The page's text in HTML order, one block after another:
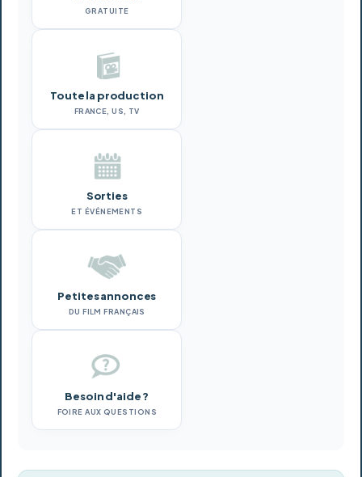
GRATUITE
Toute la production
FRANCE, US, TV
Sorties
ET ÉVÉNEMENTS
Petites annonces
DU FILM FRANÇAIS
Besoin d'aide ?
FOIRE AUX QUESTIONS